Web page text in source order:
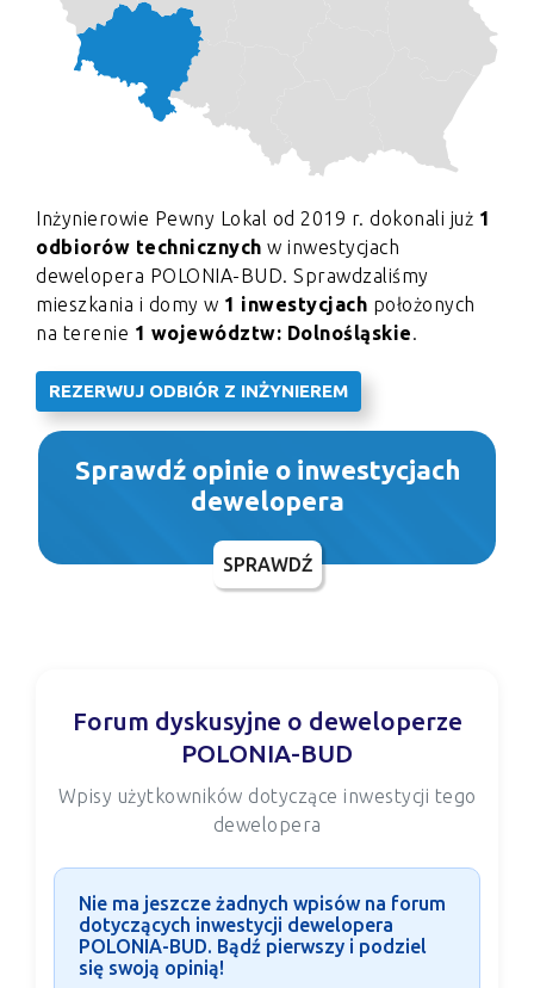
Inżynierowie Pewny Lokal od 2019 r. dokonali już 1
odbiorów technicznych w inwestycjach
dewelopera POLONIA-BUD. Sprawdzaliśmy
mieszkania i domy w 1 inwestycjach położonych
na terenie 1 województw: Dolnośląskie.
REZERWUJ ODBIÓR Z INŻYNIEREM
Sprawdź opinie o inwestycjach
dewelopera
SPRAWDŹ
Forum dyskusyjne o deweloperze
POLONIA-BUD
Wpisy użytkowników dotyczące inwestycji tego
dewelopera
Nie ma jeszcze żadnych wpisów na forum
dotyczących inwestycji dewelopera
POLONIA-BUD. Bądź pierwszy i podziel
się swoją opinią!